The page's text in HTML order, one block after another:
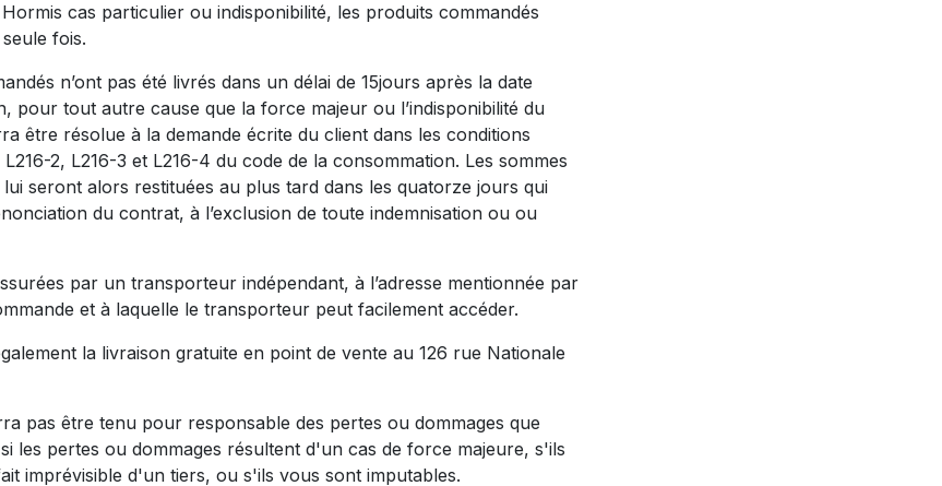
cas particulier ou indisponibilité, les produits commandés
fois.
n’ont pas été livrés dans un délai de 15jours après la date
pour tout autre cause que la force majeur ou l’indisponibilité du
être résolue à la demande écrite du client dans les conditions
2, L216-3 et L216-4 du code de la consommation. Les sommes
seront alors restituées au plus tard dans les quatorze jours qui
du contrat, à l’exclusion de toute indemnisation ou ou
par un transporteur indépendant, à l’adresse mentionnée par
et à laquelle le transporteur peut facilement accéder.
la livraison gratuite en point de vente au 126 rue Nationale
pas être tenu pour responsable des pertes ou dommages que
les pertes ou dommages résultent d'un cas de force majeure, s'ils
imprévisible d'un tiers, ou s'ils vous sont imputables.